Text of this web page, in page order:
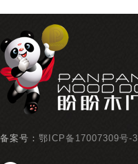
备案号： 鄂ICP备17007309号-3